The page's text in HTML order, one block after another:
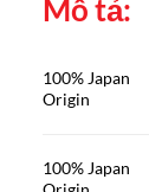
Mô tả:
100% Japan
Origin
100% Japan